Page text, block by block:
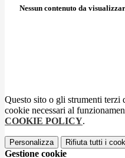
Nessun contenuto da
Questo sito o gli strumenti terzi
cookie necessari al
COOKIE POLICY.
Personalizza Rifiuta tutti i
Gestione cookie